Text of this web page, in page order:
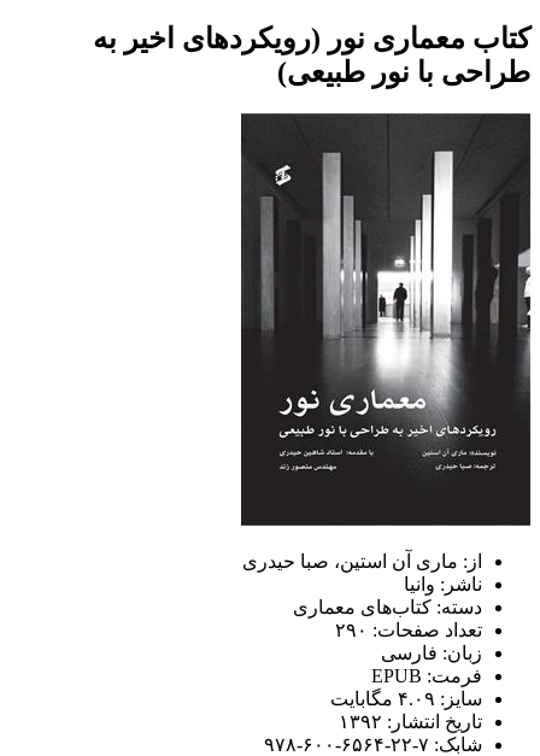
کتاب معماری نور (رویکردهای اخیر به
طراحی با نور طبیعی)
از: ماری آن استین، صبا حیدری
ناشر: وانیا
دسته: کتاب‌های معماری
تعداد صفحات: ۲۹۰
زبان: فارسی
فرمت: EPUB
سایز: ۴.۰۹ مگابایت
تاریخ انتشار: ۱۳۹۲
شابک: ۹۷۸-۶۰۰-۶۵۶۴-۲۲-۷